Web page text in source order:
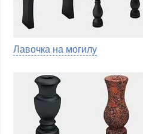
Лавочка на могилу